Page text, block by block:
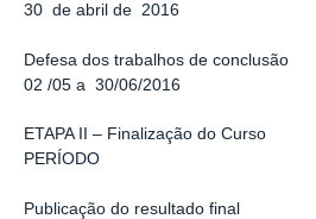
30 de abril de 2016
Defesa dos trabalhos de conclusão
02 /05 a 30/06/2016
ETAPA II – Finalização do Curso
PERÍODO
Publicação do resultado final